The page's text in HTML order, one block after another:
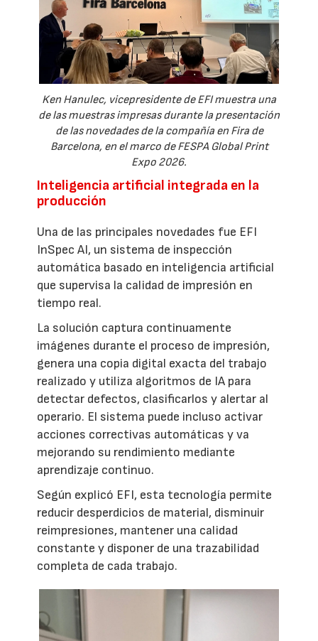
Ken Hanulec, vicepresidente de EFI muestra una
de las muestras impresas durante la presentación
de las novedades de la compañía en Fira de
Barcelona, en el marco de FESPA Global Print
Expo 2026.
Inteligencia artificial integrada en la
producción
Una de las principales novedades fue EFI
InSpec AI, un sistema de inspección
automática basado en inteligencia artificial
que supervisa la calidad de impresión en
tiempo real.
La solución captura continuamente
imágenes durante el proceso de impresión,
genera una copia digital exacta del trabajo
realizado y utiliza algoritmos de IA para
detectar defectos, clasificarlos y alertar al
operario. El sistema puede incluso activar
acciones correctivas automáticas y va
mejorando su rendimiento mediante
aprendizaje continuo.
Según explicó EFI, esta tecnología permite
reducir desperdicios de material, disminuir
reimpresiones, mantener una calidad
constante y disponer de una trazabilidad
completa de cada trabajo.